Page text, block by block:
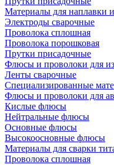
Материалы для наплавки
Электроды сварочные
Проволока сплошная
Проволока порошковая
Прутки присадочные
Флюсы и проволоки для
Ленты сварочные
Специализированные
Флюсы и проволоки для
Кислые флюсы
Нейтральные флюсы
Основные флюсы
Высокоосновные флюсы
Материалы для сварки
Проволока сплошная